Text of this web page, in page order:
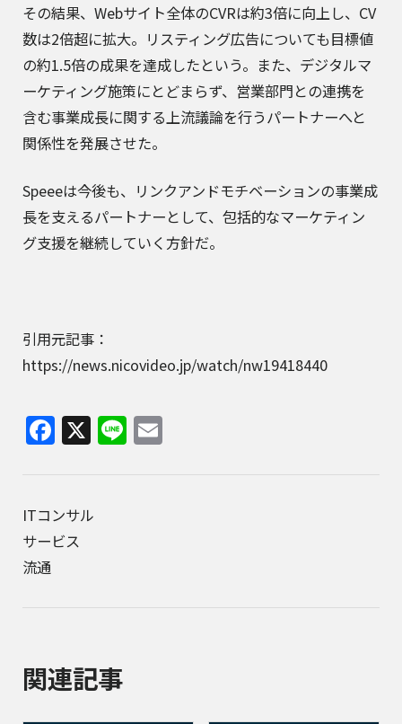
その結果、Webサイト全体のCVRは約3倍に向上し、CV
数は2倍超に拡大。リスティング広告についても目標値
の約1.5倍の成果を達成したという。また、デジタルマ
ーケティング施策にとどまらず、営業部門との連携を
含む事業成長に関する上流議論を行うパートナーへと
関係性を発展させた。
Speeeは今後も、リンクアンドモチベーションの事業成
長を支えるパートナーとして、包括的なマーケティン
グ支援を継続していく方針だ。
引用元記事：
https://news.nicovideo.jp/watch/nw19418440
Facebook
X Line
ITコンサル
サービス
流通
関連記事